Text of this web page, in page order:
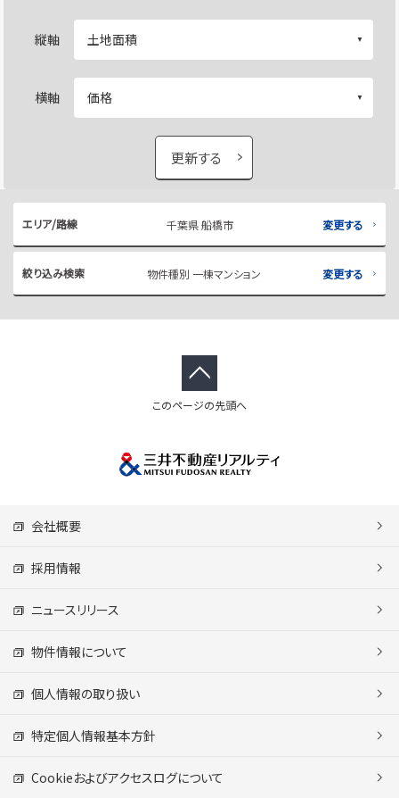
縦軸
横軸
更新する
エリア/路線 千葉県 船橋市 変更する
絞り込み検索 物件種別 一棟マンション 変更する
このページの先頭へ
会社概要
採用情報
ニュースリリース
物件情報について
個人情報の取り扱い
特定個人情報基本方針
Cookieおよびアクセスログについて